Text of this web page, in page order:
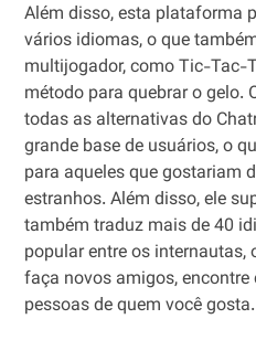
Além disso, esta plataforma
vários idiomas, o que
multijogador, como Tic-Tac-
método para quebrar o gelo.
todas as alternativas do
grande base de usuários, o
para aqueles que gostariam
estranhos. Além disso, ele
também traduz mais de 40
popular entre os internautas,
faça novos amigos,
pessoas de quem você gosta.